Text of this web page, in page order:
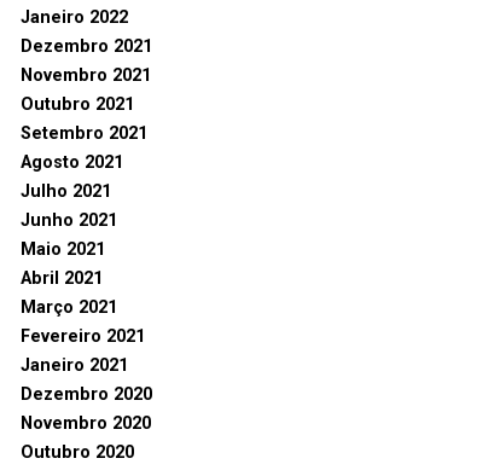
Janeiro 2022
Dezembro 2021
Novembro 2021
Outubro 2021
Setembro 2021
Agosto 2021
Julho 2021
Junho 2021
Maio 2021
Abril 2021
Março 2021
Fevereiro 2021
Janeiro 2021
Dezembro 2020
Novembro 2020
Outubro 2020